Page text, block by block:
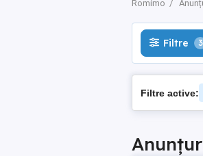
Romimo
Filtre 3
Filtre active: